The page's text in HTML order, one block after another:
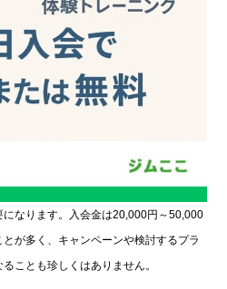
なります。入会金は20,000円～50,000
が多く、キャンペーンや検討するプラ
ことも珍しくはありません。